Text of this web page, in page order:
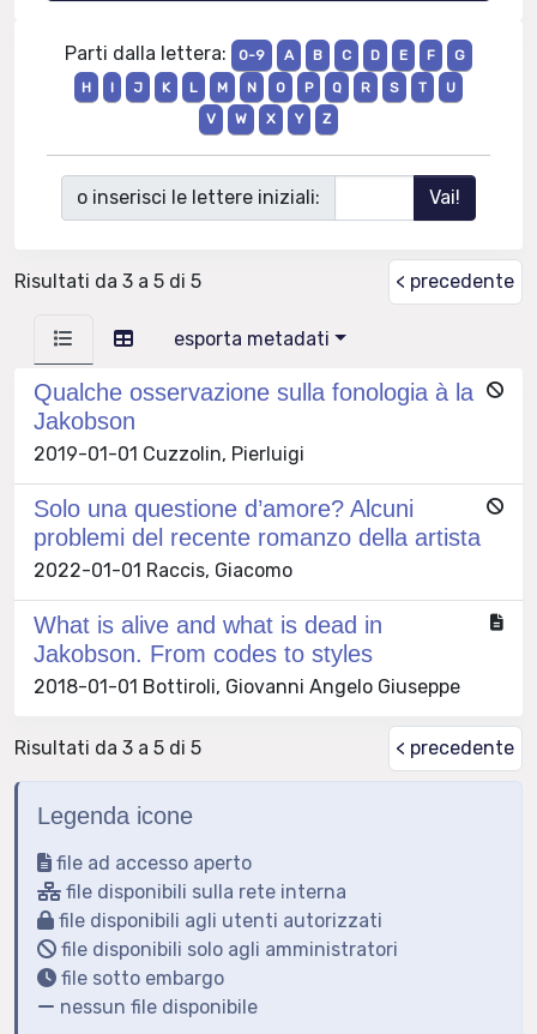
Parti dalla lettera: 0-9 A B C D E F
G
H
I J K L M N O P Q R S T
U
V
W X Y Z
o inserisci le lettere iniziali:
Risultati da 3 a 5 di 5 < precedente
esporta metadati
Qualche osservazione sulla fonologia à la
Jakobson
2019-01-01 Cuzzolin, Pierluigi
Solo una questione d’amore? Alcuni
problemi del recente romanzo della artista
2022-01-01 Raccis, Giacomo
What is alive and what is dead in
Jakobson. From codes to styles
2018-01-01 Bottiroli, Giovanni Angelo Giuseppe
Risultati da 3 a 5 di 5 < precedente
Legenda icone
file ad accesso aperto
file disponibili sulla rete interna
file disponibili agli utenti autorizzati
file disponibili solo agli amministratori
file sotto embargo
nessun file disponibile